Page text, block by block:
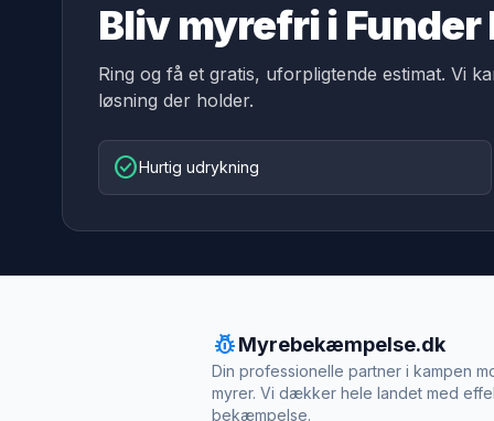
Bliv myrefri i
Ring og få et gratis, uforpligtende estimat. Vi
løsning der holder.
check_circleHurtig udrykning
pest_controlMyrebekæmpelse.dk
Din professionelle partner i kampen
myrer. Vi dækker hele landet med
bekæmpelse.